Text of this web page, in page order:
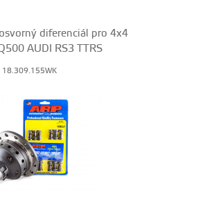
diferenciál pro 4x4
AUDI RS3 TTRS
18.309.155WK